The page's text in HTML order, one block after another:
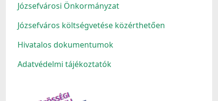
Józsefvárosi Önkormányzat
Józsefváros költségvetése közérthetően
Hivatalos dokumentumok
Adatvédelmi tájékoztatók